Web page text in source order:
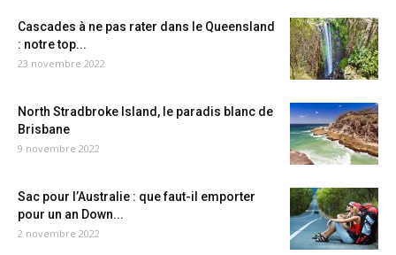
Cascades à ne pas rater dans le Queensland
: notre top...
23 novembre 2022
North Stradbroke Island, le paradis blanc de
Brisbane
9 novembre 2022
Sac pour l’Australie : que faut-il emporter
pour un an Down...
2 novembre 2022